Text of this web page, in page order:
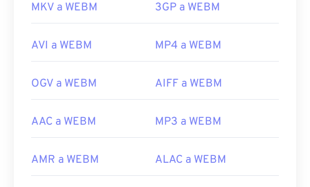
MKV a WEBM 3GP a WEBM
AVI a WEBM MP4 a WEBM
OGV a WEBM AIFF a WEBM
AAC a WEBM MP3 a WEBM
AMR a WEBM ALAC a WEBM